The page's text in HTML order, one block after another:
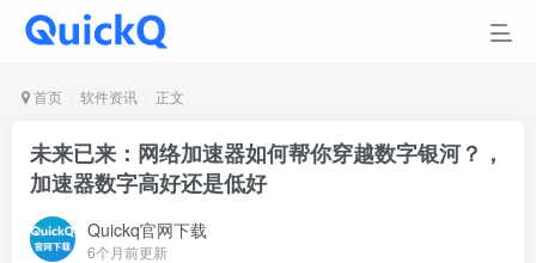
首页 软件资讯 正文
未来已来：网络加速器如何帮你穿越数字银河？，
加速器数字高好还是低好
Quickq官网下载
6个月前更新